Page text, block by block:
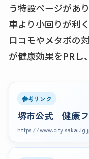
う特設ページがあ
車より小回りが利
ロコモやメタボの
が健康効果をPRし
参考リンク
堺市公式 健康フ
https://